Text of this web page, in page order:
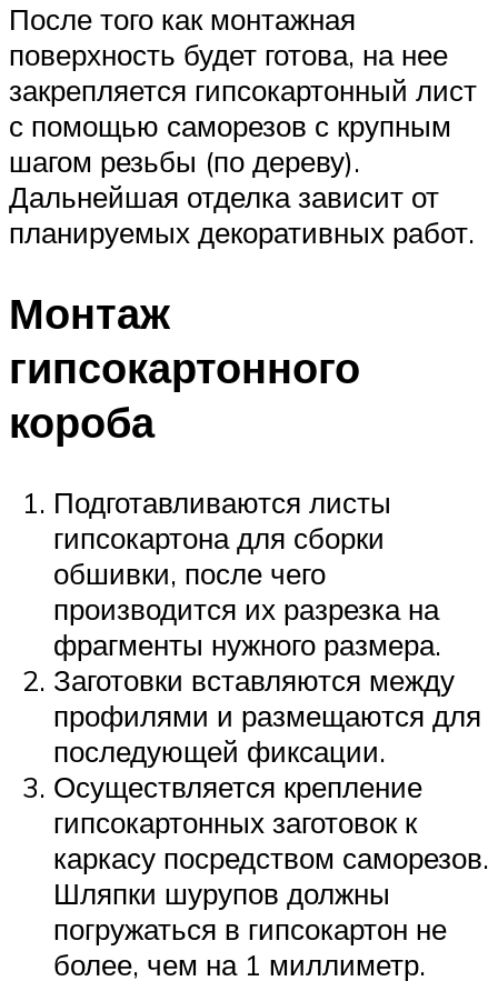
После того как монтажная
поверхность будет готова, на нее
закрепляется гипсокартонный лист
с помощью саморезов с крупным
шагом резьбы (по дереву).
Дальнейшая отделка зависит от
планируемых декоративных работ.
Монтаж
гипсокартонного
короба
Подготавливаются листы
гипсокартона для сборки
обшивки, после чего
производится их разрезка на
фрагменты нужного размера.
Заготовки вставляются между
профилями и размещаются для
последующей фиксации.
Осуществляется крепление
гипсокартонных заготовок к
каркасу посредством саморезов.
Шляпки шурупов должны
погружаться в гипсокартон не
более, чем на 1 миллиметр.